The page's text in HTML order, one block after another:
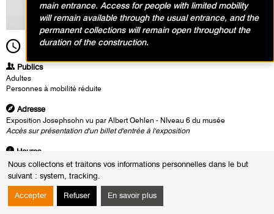
Nous collectons et traitons vos informations personnelles dans le but
suivant : system, tracking.
Accepter Refuser En savoir plus
19h30 Durée1h00
Publics
Adultes
Personnes à mobilité réduite
Adresse
Exposition Josephsohn vu par Albert Oehlen - NIveau 6 du musée
Accès sur présentation d'un billet d'entrée à l'exposition
Heures
Le : Jeudi 23 janvier 2025 de 19h30 à 20h30
A l'occasion d'un concert en nocturne, Éric Löhrer et Jean-Charles
Richard déploient la musique de Lacy dans l'espace investi par les
sculptures de Josepshohn, entre matérialité et abstraction.
main entrance. Access for people with limited mobility
will remain available through the usual entrance, and the
permanent collections will remain open throughout the
duration of the construction.